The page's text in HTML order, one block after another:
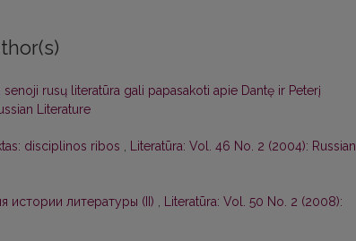
senoji rusų literatūra gali papasakoti apie Dantę ir Peterį
Literature
disciplinos ribos , Literatūra: Vol. 46 No. 2 (2004): Russian
истории литературы (II) , Literatūra: Vol. 50 No. 2 (2008):